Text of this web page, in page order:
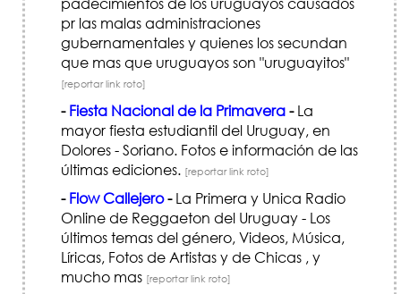
pr las malas administraciones
gubernamentales y quienes los secundan
que mas que uruguayos son "uruguayitos"
[reportar link roto]
- Fiesta Nacional de la Primavera-La
mayor fiesta estudiantil del Uruguay, en
Dolores - Soriano. Fotos e información de las
últimas ediciones. [reportar link roto]
- Flow Callejero-La Primera y Unica Radio
Online de Reggaeton del Uruguay - Los
últimos temas del género, Videos, Música,
Líricas, Fotos de Artistas y de Chicas , y
mucho mas [reportar link roto]